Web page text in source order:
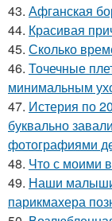
43. Афганская
44. Красивая
45. Сколько
46. Точечные
минимальным
47. Истерия по
буквально
фотографиями
48. Что с моими
49. Наши малыши
парикмахера